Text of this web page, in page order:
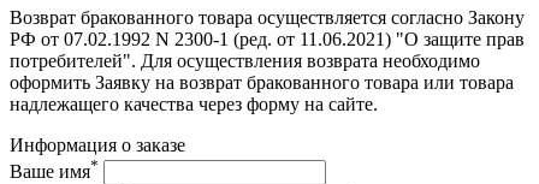
Возврат бракованного товара осуществляется согласно Закону
РФ от 07.02.1992 N 2300-1 (ред. от 11.06.2021) "О защите прав
потребителей". Для осуществления возврата необходимо
оформить Заявку на возврат бракованного товара или товара
надлежащего качества через форму на сайте.
Информация о заказе
Ваше имя*